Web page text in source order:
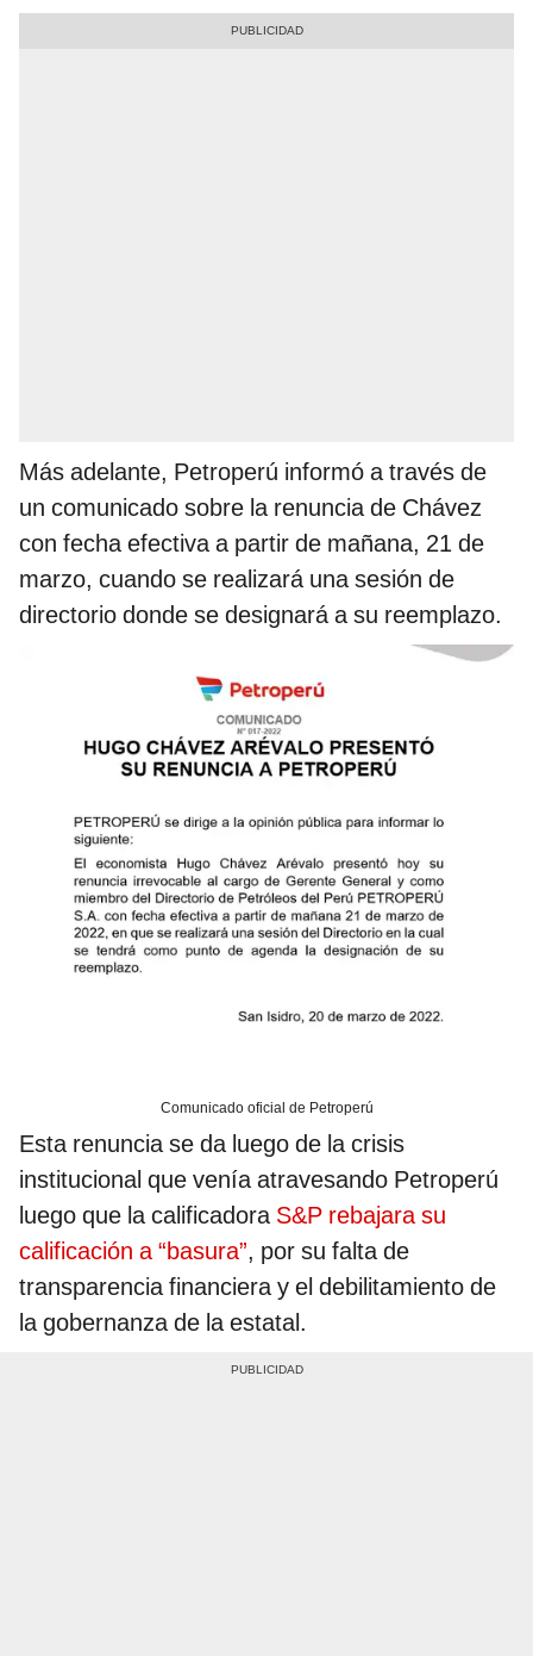
Más adelante, Petroperú informó a través de
un comunicado sobre la renuncia de Chávez
con fecha efectiva a partir de mañana, 21 de
marzo, cuando se realizará una sesión de
directorio donde se designará a su reemplazo.
Comunicado oficial de Petroperú
Esta renuncia se da luego de la crisis
institucional que venía atravesando Petroperú
luego que la calificadora S&P rebajara su
calificación a “basura”, por su falta de
transparencia financiera y el debilitamiento de
la gobernanza de la estatal.